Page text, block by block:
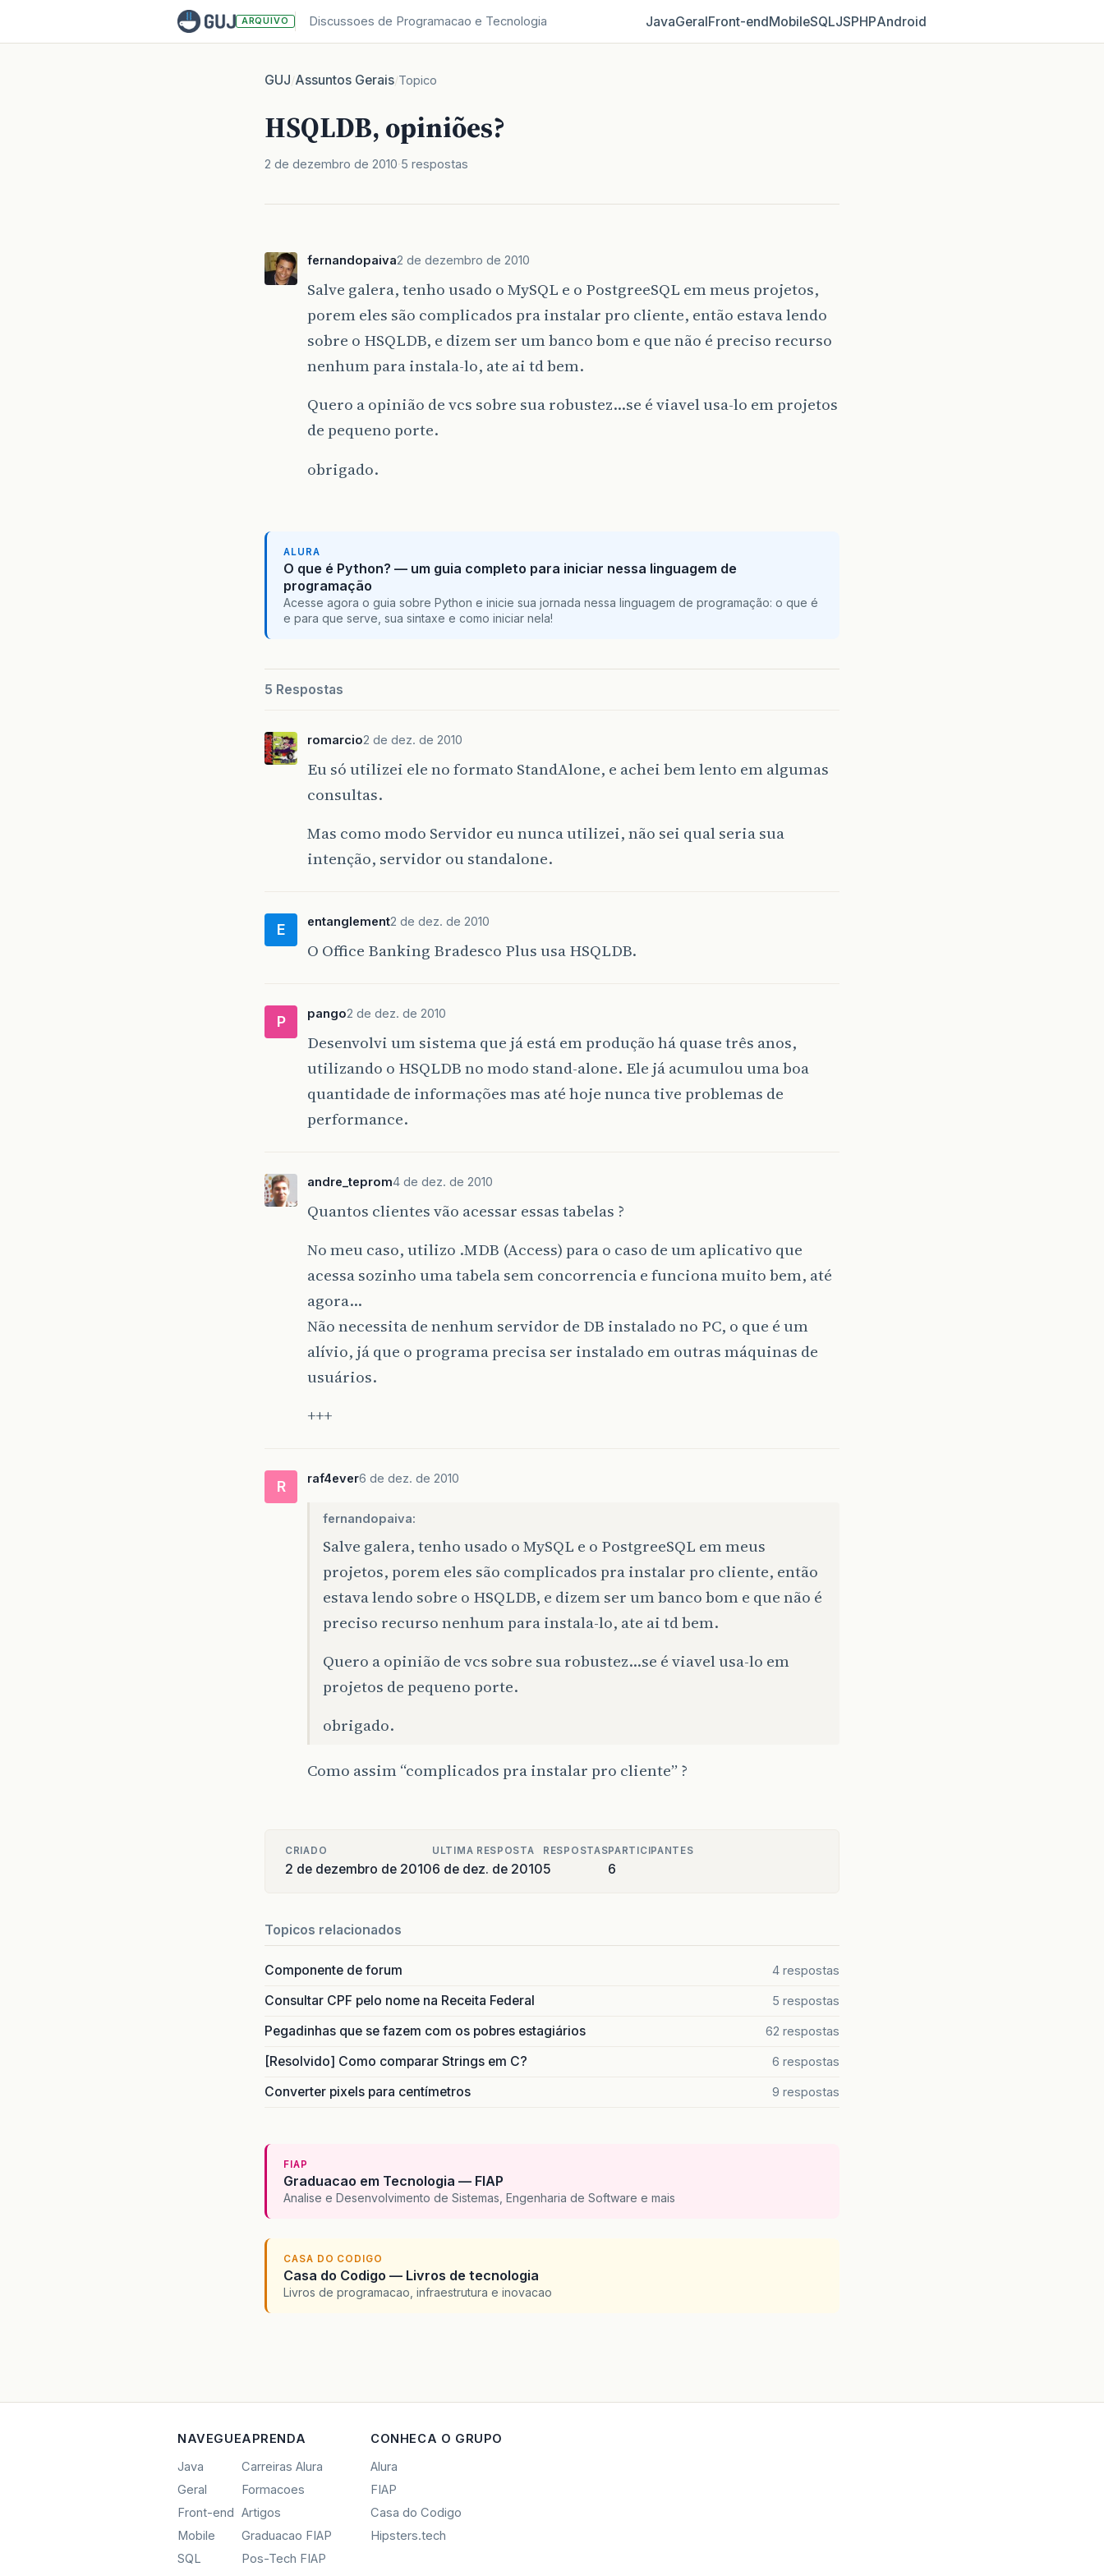
ARQUIVO Discussoes de Programacao e Tecnologia JavaGeralFront‑endMobileSQLJSPHPAndroid
GUJ/Assuntos Gerais/Topico
HSQLDB, opiniões?
2 de dezembro de 2010 5 respostas
fernandopaiva2 de dezembro de 2010
Salve galera, tenho usado o MySQL e o PostgreeSQL em meus projetos,
porem eles são complicados pra instalar pro cliente, então estava lendo
sobre o HSQLDB, e dizem ser um banco bom e que não é preciso recurso
nenhum para instala-lo, ate ai td bem.
Quero a opinião de vcs sobre sua robustez…se é viavel usa-lo em projetos
de pequeno porte.
obrigado.
ALURA
O que é Python? — um guia completo para iniciar nessa linguagem de
programação
Acesse agora o guia sobre Python e inicie sua jornada nessa linguagem de programação: o que é
e para que serve, sua sintaxe e como iniciar nela!
5 Respostas
romarcio2 de dez. de 2010
Eu só utilizei ele no formato StandAlone, e achei bem lento em algumas
consultas.
Mas como modo Servidor eu nunca utilizei, não sei qual seria sua
intenção, servidor ou standalone.
E entanglement2 de dez. de 2010
O Office Banking Bradesco Plus usa HSQLDB.
P pango2 de dez. de 2010
Desenvolvi um sistema que já está em produção há quase três anos,
utilizando o HSQLDB no modo stand-alone. Ele já acumulou uma boa
quantidade de informações mas até hoje nunca tive problemas de
performance.
andre_teprom4 de dez. de 2010
Quantos clientes vão acessar essas tabelas ?
No meu caso, utilizo .MDB (Access) para o caso de um aplicativo que
acessa sozinho uma tabela sem concorrencia e funciona muito bem, até
agora…
Não necessita de nenhum servidor de DB instalado no PC, o que é um
alívio, já que o programa precisa ser instalado em outras máquinas de
usuários.
+++
R raf4ever6 de dez. de 2010
fernandopaiva:
Salve galera, tenho usado o MySQL e o PostgreeSQL em meus
projetos, porem eles são complicados pra instalar pro cliente, então
estava lendo sobre o HSQLDB, e dizem ser um banco bom e que não é
preciso recurso nenhum para instala-lo, ate ai td bem.
Quero a opinião de vcs sobre sua robustez…se é viavel usa-lo em
projetos de pequeno porte.
obrigado.
Como assim “complicados pra instalar pro cliente” ?
CRIADO
2 de dezembro de 2010
ULTIMA RESPOSTA
6 de dez. de 2010
RESPOSTAS
5
PARTICIPANTES
6
Topicos relacionados
Componente de forum 4 respostas
Consultar CPF pelo nome na Receita Federal 5 respostas
Pegadinhas que se fazem com os pobres estagiários 62 respostas
[Resolvido] Como comparar Strings em C? 6 respostas
Converter pixels para centímetros 9 respostas
FIAP
Graduacao em Tecnologia — FIAP
Analise e Desenvolvimento de Sistemas, Engenharia de Software e mais
CASA DO CODIGO
Casa do Codigo — Livros de tecnologia
Livros de programacao, infraestrutura e inovacao
NAVEGUE
Java
Geral
Front-end
Mobile
SQL
APRENDA
Carreiras Alura
Formacoes
Artigos
Graduacao FIAP
Pos-Tech FIAP
CONHECA O GRUPO
Alura
FIAP
Casa do Codigo
Hipsters.tech